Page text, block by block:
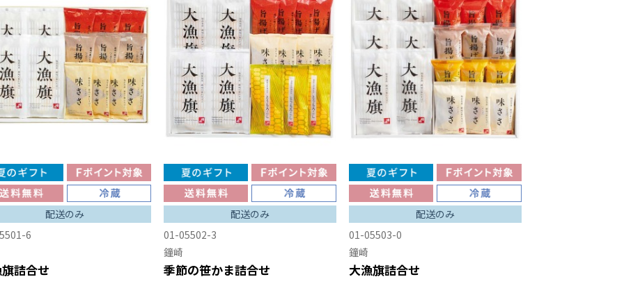
配送のみ
6
詰合せ
配送のみ
01-05502-3
鐘崎
季節の笹かま詰合せ
配送のみ
01-05503-0
鐘崎
大漁旗詰合せ